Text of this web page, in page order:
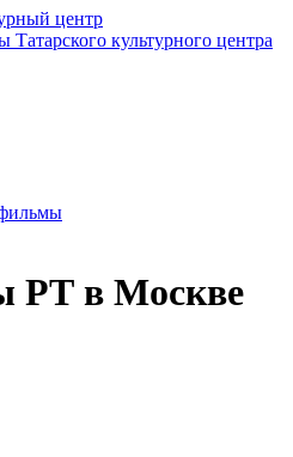
центр
Татарского культурного центра
РТ в Москве